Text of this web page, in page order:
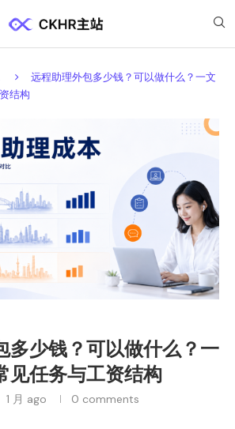
远程助理外包多少钱？可以做什么？一文
结构
多少钱？可以做什么？一
见任务与工资结构
1 月 ago 0 comments